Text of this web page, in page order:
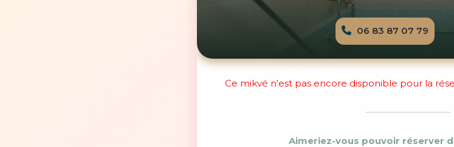
06 83 87 07 79
Ce mikvé n'est pas encore disponible pour la
Aimeriez-vous pouvoir réserver